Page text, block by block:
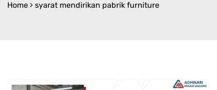
Home syarat mendirikan pabrik furniture